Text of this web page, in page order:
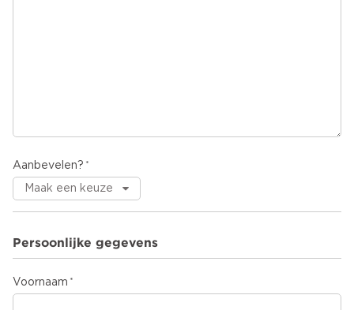
Aanbevelen?
Persoonlijke gegevens
Voornaam